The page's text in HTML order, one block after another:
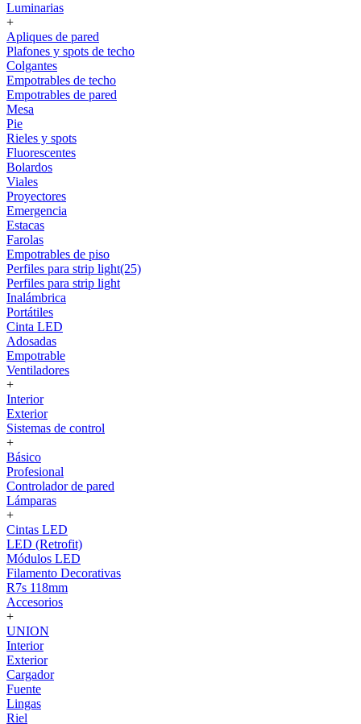
Luminarias
+
Apliques de pared
Plafones y spots de techo
Colgantes
Empotrables de techo
Empotrables de pared
Mesa
Pie
Rieles y spots
Fluorescentes
Bolardos
Viales
Proyectores
Emergencia
Estacas
Farolas
Empotrables de piso
Perfiles para strip light(25)
Perfiles para strip light
Inalámbrica
Portátiles
Cinta LED
Adosadas
Empotrable
Ventiladores
+
Interior
Exterior
Sistemas de control
+
Básico
Profesional
Controlador de pared
Lámparas
+
Cintas LED
LED (Retrofit)
Módulos LED
Filamento Decorativas
R7s 118mm
Accesorios
+
UNION
Interior
Exterior
Cargador
Fuente
Lingas
Riel